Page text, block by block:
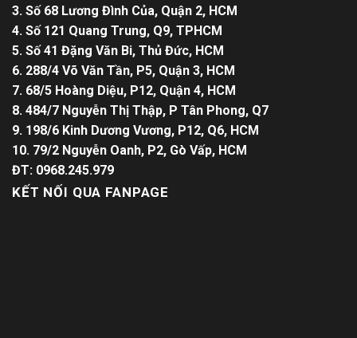
3. Số 68 Lương Đình Của, Quận 2, HCM
4. Số 121 Quang Trung, Q9, TPHCM
5. Số 41 Đặng Văn Bi, Thủ Đức, HCM
6. 288/4 Võ Văn Tần, P5, Quận 3, HCM
7. 68/5 Hoàng Diệu, P12, Quận 4, HCM
8. 484/7 Nguyễn Thị Thập, P Tân Phong, Q7
9. 198/6 Kinh Dương Vương, P12, Q6, HCM
10. 79/2 Nguyễn Oanh, P2, Gò Vấp, HCM
ĐT: 0968.245.979
KẾT NỐI QUA FANPAGE